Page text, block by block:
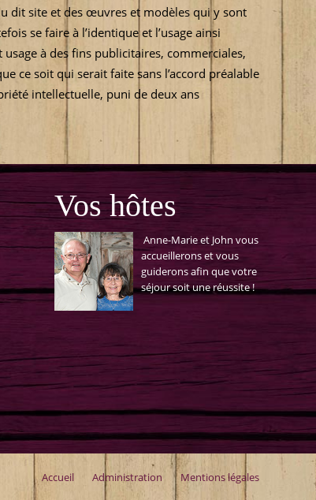
dit site et des œuvres et modèles qui y sont
se faire à l’identique et l’usage ainsi
à des fins publicitaires, commerciales,
ce soit qui serait faite sans l’accord préalable
intellectuelle, puni de deux ans
Vos hôtes
Anne-Marie et John vous
accueillerons et vous
guiderons afin que votre
séjour soit une réussite !
Accueil Administration Mentions légales